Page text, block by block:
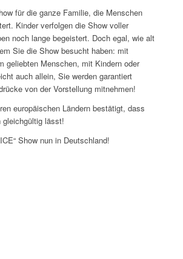
für die ganze Familie, die Menschen
Kinder verfolgen die Show voller
noch lange begeistert. Doch egal, wie alt
Sie die Show besucht haben: mit
geliebten Menschen, mit Kindern oder
auch allein, Sie werden garantiert
von der Vorstellung mitnehmen!
europäischen Ländern bestätigt, dass
gleichgültig lässt!
Show nun in Deutschland!